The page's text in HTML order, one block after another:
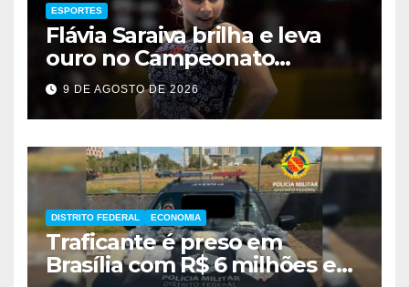
ESPORTES
Flávia Saraiva brilha e leva
ouro no Campeonato
Brasileiro de Ginástica
9 DE AGOSTO DE 2026
DISTRITO FEDERAL ECONOMIA
Traficante é preso em
Brasília com R$ 6 milhões em